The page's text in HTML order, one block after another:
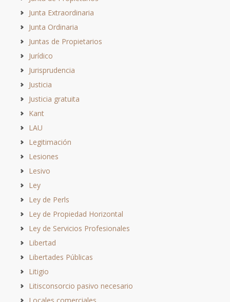
Junta Extraordinaria
Junta Ordinaria
Juntas de Propietarios
Jurídico
Jurisprudencia
Justicia
Justicia gratuita
Kant
LAU
Legitimación
Lesiones
Lesivo
Ley
Ley de Perls
Ley de Propiedad Horizontal
Ley de Servicios Profesionales
Libertad
Libertades Públicas
Litigio
Litisconsorcio pasivo necesario